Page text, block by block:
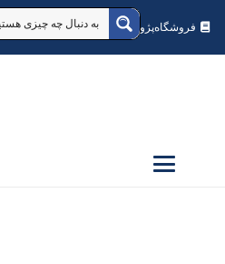
فروشگاه‌پژوهشکده‌شهردانش